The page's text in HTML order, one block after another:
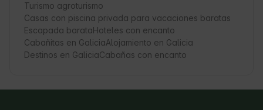
Turismo agroturismo
Casas con piscina privada para vacaciones baratas
Escapada barataHoteles con encanto
Cabañitas en GaliciaAlojamiento en Galicia
Destinos en GaliciaCabañas con encanto